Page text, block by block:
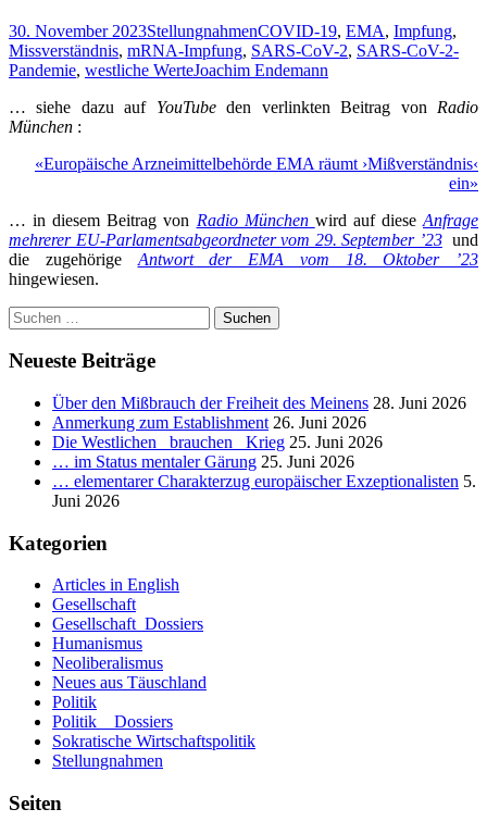
30. November 2023StellungnahmenCOVID-19, EMA, Impfung,
Missverständnis, mRNA-Impfung, SARS-CoV-2, SARS-CoV-2-
Pandemie, westliche WerteJoachim Endemann
… siehe dazu auf YouTubeden verlinkten Beitrag von Radio
München :
«Europäische Arzneimittelbehörde EMA räumt ›Mißverständnis‹
ein»
… in diesem Beitrag von Radio München wird auf dieseAnfrage
mehrerer EU-Parlamentsabgeordneter vom 29. September ’23und
die zugehörige Antwort der EMA vom 18. Oktober ’23
hingewiesen.
Suchen
nach:
Neueste Beiträge
Über den Mißbrauch der Freiheit des Meinens 28. Juni 2026
Anmerkung zum Establishment 26. Juni 2026
Die Westlichen _brauchen_ Krieg 25. Juni 2026
… im Status mentaler Gärung 25. Juni 2026
… elementarer Charakterzug europäischer Exzeptionalisten 5.
Juni 2026
Kategorien
Articles in English
Gesellschaft
Gesellschaft_Dossiers
Humanismus
Neoliberalismus
Neues aus Täuschland
Politik
Politik _ Dossiers
Sokratische Wirtschaftspolitik
Stellungnahmen
Seiten